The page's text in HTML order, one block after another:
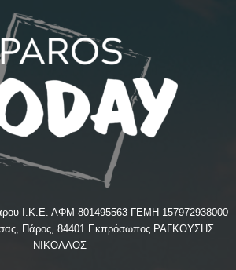
Ι.Κ.Ε. ΑΦΜ 801495563 ΓΕΜΗ 157972938000
Πάρος, 84401 Εκπρόσωπος ΡΑΓΚΟΥΣΗΣ
ΝΙΚΟΛΑΟΣ